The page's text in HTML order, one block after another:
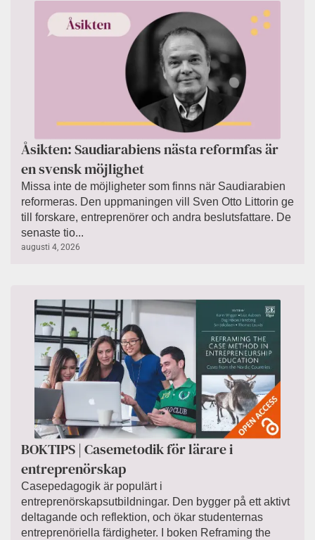
Åsikten: Saudiarabiens nästa reformfas är
en svensk möjlighet
Missa inte de möjligheter som finns när Saudiarabien
reformeras. Den uppmaningen vill Sven Otto Littorin ge
till forskare, entreprenörer och andra beslutsfattare. De
senaste tio...
augusti 4, 2026
BOKTIPS | Casemetodik för lärare i
entreprenörskap
Casepedagogik är populärt i
entreprenörskapsutbildningar. Den bygger på ett aktivt
deltagande och reflektion, och ökar studenternas
entreprenöriella färdigheter. I boken Reframing the